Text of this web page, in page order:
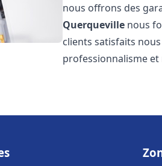
nous offrons des
Querqueville nous
clients satisfaits
professionnalisme